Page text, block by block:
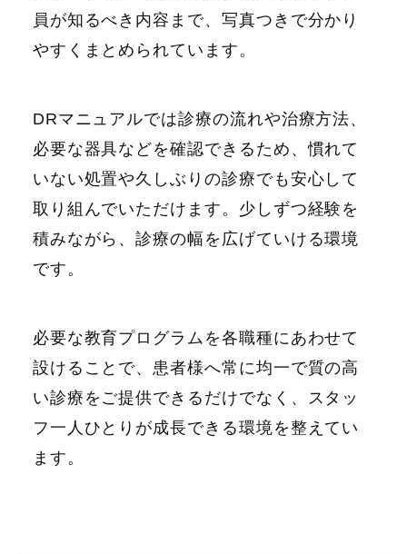
員が知るべき内容まで、写真つきで分かり
やすくまとめられています。
DRマニュアルでは診療の流れや治療方法、
必要な器具などを確認できるため、慣れて
いない処置や久しぶりの診療でも安心して
取り組んでいただけます。少しずつ経験を
積みながら、診療の幅を広げていける環境
です。
必要な教育プログラムを各職種にあわせて
設けることで、患者様へ常に均一で質の高
い診療をご提供できるだけでなく、スタッ
フ一人ひとりが成長できる環境を整えてい
ます。